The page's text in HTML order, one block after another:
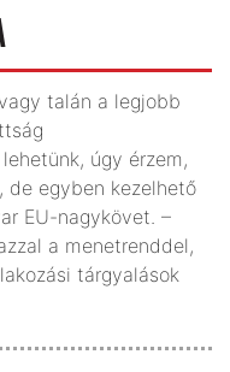
talán a legjobb
úgy érzem,
de egyben kezelhető
EU-nagykövet. –
a menetrenddel,
tárgyalások